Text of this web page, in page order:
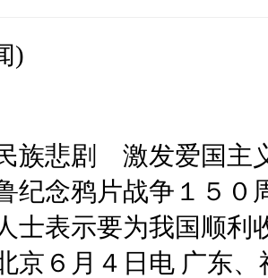
)
悲剧 激发爱国主
纪念鸦片战争１５０
士表示要为我国顺利
京６月４日电 广东